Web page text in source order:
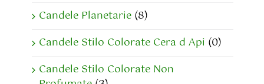
Candele Planetarie (8)
Candele Stilo Colorate Cera d Api (0)
Candele Stilo Colorate Non